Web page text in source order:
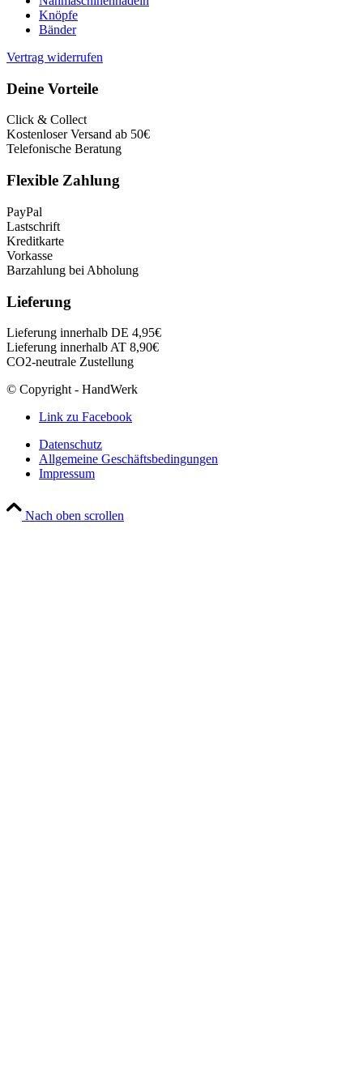
Knöpfe
Bänder
Vertrag widerrufen
Deine Vorteile
Click & Collect
Kostenloser Versand ab 50€
Telefonische Beratung
Flexible Zahlung
PayPal
Lastschrift
Kreditkarte
Vorkasse
Barzahlung bei Abholung
Lieferung
Lieferung innerhalb DE 4,95€
Lieferung innerhalb AT 8,90€
CO2-neutrale Zustellung
© Copyright - HandWerk
Link zu Facebook
Datenschutz
Allgemeine Geschäftsbedingungen
Impressum
Nach oben scrollen